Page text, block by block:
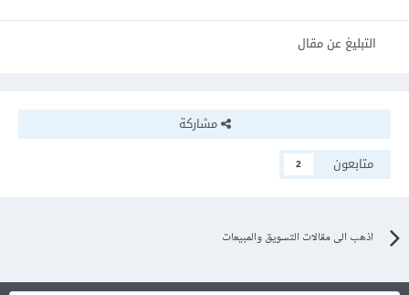
التبليغ عن مقال
مشاركة
متابعون
2
اذهب الى مقالات التسويق والمبيعات